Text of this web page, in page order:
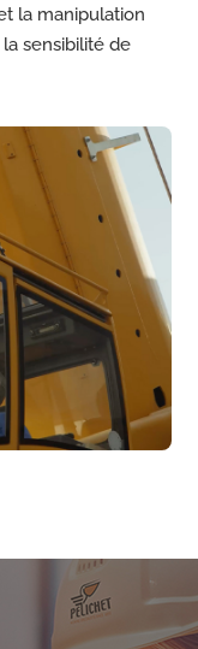
la manipulation
sensibilité de